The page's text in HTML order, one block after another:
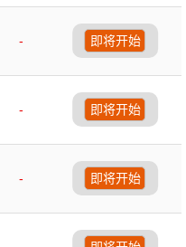
-
即将开始
-
即将开始
-
即将开始